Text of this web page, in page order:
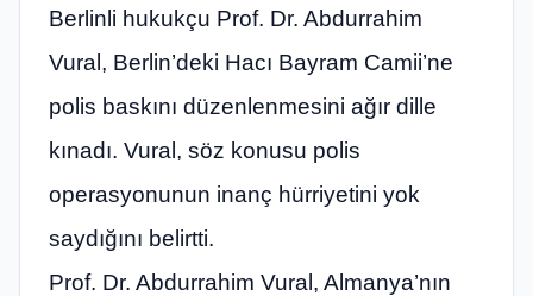
Berlinli hukukçu Prof. Dr. Abdurrahim
Vural, Berlin’deki Hacı Bayram Camii’ne
polis baskını düzenlenmesini ağır dille
kınadı. Vural, söz konusu polis
operasyonunun inanç hürriyetini yok
saydığını belirtti.
Prof. Dr. Abdurrahim Vural, Almanya’nın